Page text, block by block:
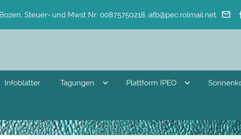
Steuer- und Mwst Nr: 00875750218, afb@pec.rolmail.net
Infoblätter Tagungen Plattform IPEO